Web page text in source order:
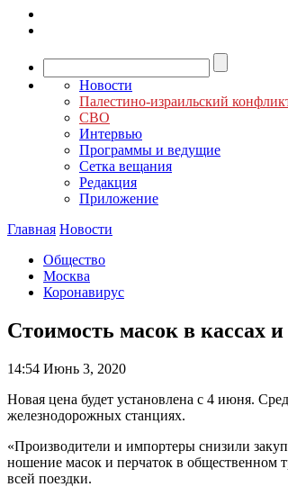
Новости
Палестино-израильский
СВО
Интервью
Программы и ведущие
Сетка вещания
Редакция
Приложение
Главная Новости
Общество
Москва
Коронавирус
Стоимость масок в кассах
14:54 Июнь 3, 2020
Новая цена будет установлена с 4 июня.
железнодорожных станциях.
«Производители и импортеры снизили
ношение масок и перчаток в общественном
всей поездки.